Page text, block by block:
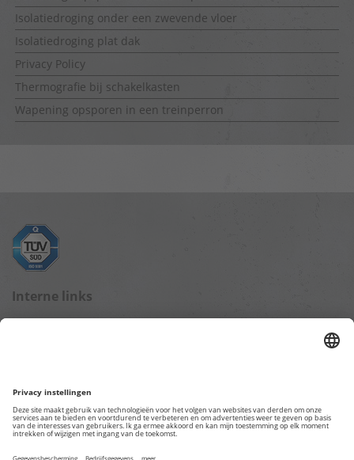
Isolatiedroging onder een zwevende vloer
Isolatiedroging plat dak
Privacy Policy
Thermografie bij schakelkasten
Wapening opsporen in een treinperron
Interne links
Overige webpagina's